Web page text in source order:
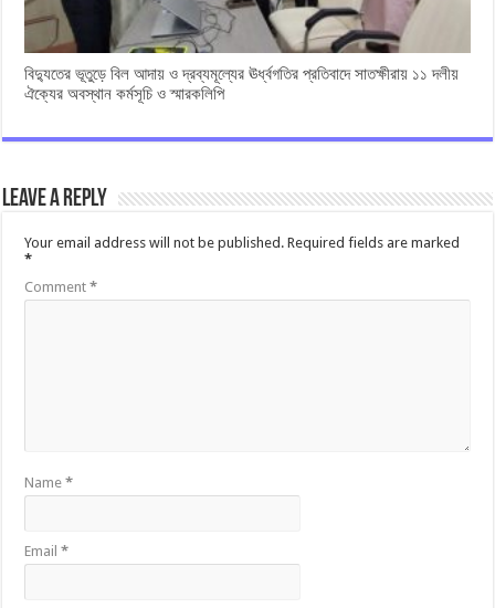
বিদ্যুতের ভূতুড়ে বিল আদায় ও দ্রব্যমূল্যের ঊর্ধ্বগতির প্রতিবাদে সাতক্ষীরায় ১১ দলীয়
ঐক্যের অবস্থান কর্মসূচি ও স্মারকলিপি
Leave a Reply
Your email address will not be published. Required fields are marked
*
Comment*
Name*
Email*